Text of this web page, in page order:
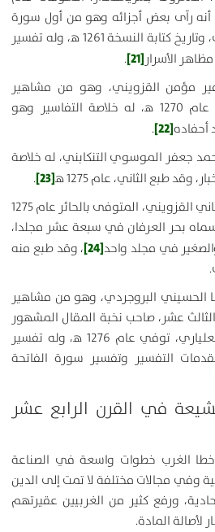
أنه رآى بعض أجزائه وهو من أول سورة
الكهف إلى آخر سورة الأحزاب، وتاريخ كتابة النسخة 1261 ه‍، وله تفسير
الأسرار[21]
.
مؤمن القزويني، وهو من مشاهير
مفسري الشيعة، المتوفى عام 1270 ه‍، له خلاصة التفاسير وهو
[22]
.
جعفر الموسوي التنكابني، له خلاصة
وقد طبع الثاني، عام 1275 ه‍
[23]
.
6- الشيخ صالح بن محمد البرغاني القزويني، المتوفى بالحائر عام 1275
بحر العرفان في سبعة عشر مجلدا،
في مجلد واحد[24]
، وقد طبع منه
الحسيني البروجردي، وهو من مشاهير
عشر، صاحب نخبة المقال المشهور
الذي شرحه المولى علي العلياري، توفي عام 1276 ه‍، وله تفسير
التفسير وتفسير سورة الفاتحة
في القرن الرابع عشر
الغرب خطوات واسعة في الصناعة
وفي مجالات مختلفة لا تمت إلى الدين
ورفع كثير من الغربيين عقيرتهم
لأصالة المادة.